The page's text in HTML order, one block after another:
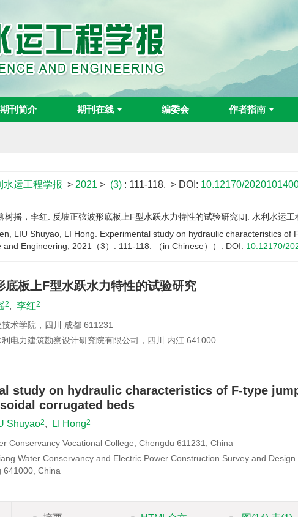
期刊简介 期刊在线 编委会 作者指南
水运工程学报 > 2021 > (3) : 111-118. > DOI: 10.12170/
树摇，李红. 反坡正弦波形底板上F型水跃水力特性的试验研究[J]. 水利水运
LIU Shuyao, LI Hong. Experimental study on hydraulic characteristics
and Engineering, 2021（3）: 111-118. （in Chinese））.
DOI: 10.12170/
底板上F型水跃水力特性的试验研究
2, 李红2
术学院，四川 成都 611231
电力建筑勘察设计研究院有限公司，四川 内江 641000
study on hydraulic characteristics of F-type
corrugated beds
Shuyao2, LI Hong2
Conservancy Vocational College, Chengdu 611231, China
Water Conservancy and Electric Power Construction Survey and Design
641000, China